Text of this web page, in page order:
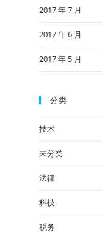
2017 年 7 月
2017 年 6 月
2017 年 5 月
分类
技术
未分类
法律
科技
税务